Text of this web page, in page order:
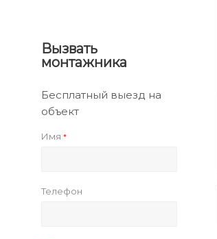
Вызвать
монтажника
Бесплатный выезд на
объект
Имя *
Телефон